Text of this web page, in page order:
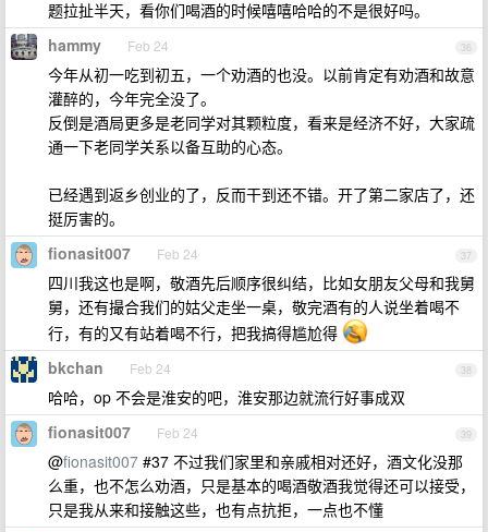
题拉扯半天，看你们喝酒的时候嘻嘻哈哈的不是很好吗。
36
hammy Feb 24
今年从初一吃到初五，一个劝酒的也没。以前肯定有劝酒和故意
灌醉的，今年完全没了。
反倒是酒局更多是老同学对其颗粒度，看来是经济不好，大家疏
通一下老同学关系以备互助的心态。
已经遇到返乡创业的了，反而干到还不错。开了第二家店了，还
挺厉害的。
37
fionasit007 Feb 24
四川我这也是啊，敬酒先后顺序很纠结，比如女朋友父母和我舅
舅，还有撮合我们的姑父走坐一桌，敬完酒有的人说坐着喝不
行，有的又有站着喝不行，把我搞得尴尬得
38
bkchan Feb 24
哈哈，op 不会是淮安的吧，淮安那边就流行好事成双
39
fionasit007 Feb 24
@fionasit007 #37 不过我们家里和亲戚相对还好，酒文化没那
么重，也不怎么劝酒，只是基本的喝酒敬酒我觉得还可以接受，
只是我从来和接触这些，也有点抗拒，一点也不懂